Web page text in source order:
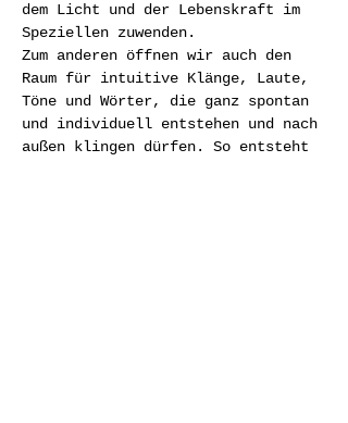
dem Licht und der Lebenskraft im
Speziellen zuwenden.
Zum anderen öffnen wir auch den
Raum für intuitive Klänge, Laute,
Töne und Wörter, die ganz spontan
und individuell entstehen und nach
außen klingen dürfen. So entsteht